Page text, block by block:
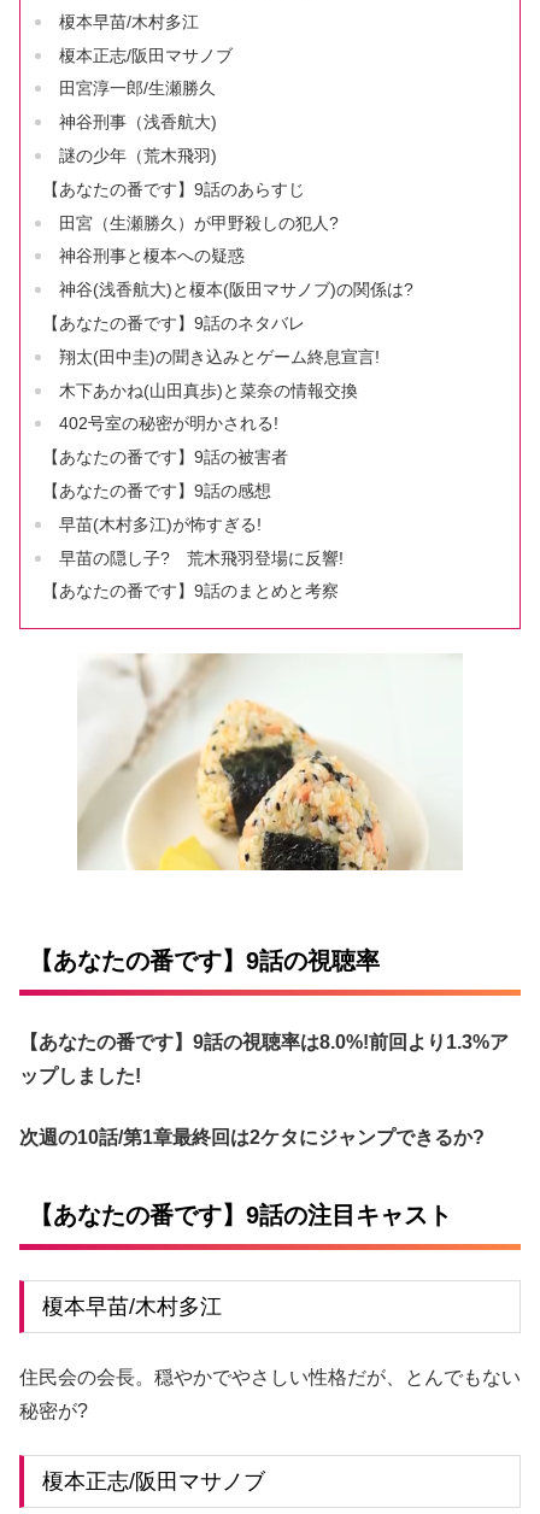
榎本早苗/木村多江
榎本正志/阪田マサノブ
田宮淳一郎/生瀬勝久
神谷刑事（浅香航大)
謎の少年（荒木飛羽)
【あなたの番です】9話のあらすじ
田宮（生瀬勝久）が甲野殺しの犯人?
神谷刑事と榎本への疑惑
神谷(浅香航大)と榎本(阪田マサノブ)の関係は?
【あなたの番です】9話のネタバレ
翔太(田中圭)の聞き込みとゲーム終息宣言!
木下あかね(山田真歩)と菜奈の情報交換
402号室の秘密が明かされる!
【あなたの番です】9話の被害者
【あなたの番です】9話の感想
早苗(木村多江)が怖すぎる!
早苗の隠し子? 荒木飛羽登場に反響!
【あなたの番です】9話のまとめと考察
【あなたの番です】9話の視聴率
【あなたの番です】9話の視聴率は8.0%!前回より1.3%ア
ップしました!
次週の10話/第1章最終回は2ケタにジャンプできるか?
【あなたの番です】9話の注目キャスト
榎本早苗/木村多江
住民会の会長。穏やかでやさしい性格だが、とんでもない
秘密が?
榎本正志/阪田マサノブ